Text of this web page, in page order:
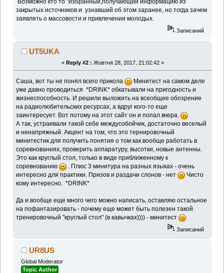
закрытых источников и узнавший об этом заранее, но тогда зачем
заявлять о массовости и привлечении молодых.
Записаний
UT5UKA
« Reply #2 : Жовтня 28, 2017, 21:02:42 »
Саша, вот ты не понял всего прикола
Минитест на самом деле
уже давно проводиться *DRINK* обкатывали на пригодность и
жизнеспособность. И решили выложить на всеобщее обозрение
на радиолюбительских ресурсах, а вдруг кого-то еще
заинтересует. Вот потому на этот сайт он и попал вчера.
А так, устраивали такой себе междусобойчик, достаточно веселый
и ненапряжный. Акцент на том, что это тернировочный
минитестик для получить понятия о том как вообще работать в
соревнованиях, проверить аппаратуру, высотки, новые антенны.
Это как круглый стол, только в виде приближенному к
соревнованию
. Плюс 3 минитура на разных языках - очень
интересно для практики. Призов и раздачи слонов - нет
Чисто
кому интересно. *DRINK*
Да и вообще еще много чего можно написать, оставляю остальное
на пофантазировать - почему еще может быть полезен такой
тренировочный "круглый стол" (в кавычках)))) - минитест
Записаний
UR8US
Global Moderator
Topic Author